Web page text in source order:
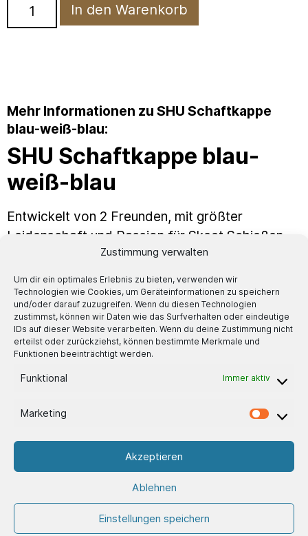
Zustimmung verwalten
Um dir ein optimales Erlebnis zu bieten, verwenden wir
Technologien wie Cookies, um Geräteinformationen zu speichern
und/oder darauf zuzugreifen. Wenn du diesen Technologien
zustimmst, können wir Daten wie das Surfverhalten oder eindeutige
IDs auf dieser Website verarbeiten. Wenn du deine Zustimmung nicht
erteilst oder zurückziehst, können bestimmte Merkmale und
Funktionen beeinträchtigt werden.
Funktional Immer aktiv
Marketing
Akzeptieren
Ablehnen
Einstellungen speichern
In den Warenkorb
Mehr Informationen zu SHU Schaftkappe
blau-weiß-blau:
SHU Schaftkappe blau-
weiß-blau
Entwickelt von 2 Freunden, mit größter
Leidenschaft und Passion für Skeet Schießen,
ist die SHU Schaftkappe blau-weiß-blau aus
Hightech Material gefertigt.Details:
formstabil von –40 °C bis +100 °C
100 % recyceltes Material
30 % leichter als vulkanisierter Gummi
Halt und Rutschfestigkeit maximiert
hohe Rückstoßaufnahme
nur 22 mm breit (12 mm blau – 5 mm weiß –
5 mm blau)
% aus recyceltem Material besteht und jede
Waffe definitiv zu einem Unikat macht. Mehr zu
SHU Equipment finden Siehier